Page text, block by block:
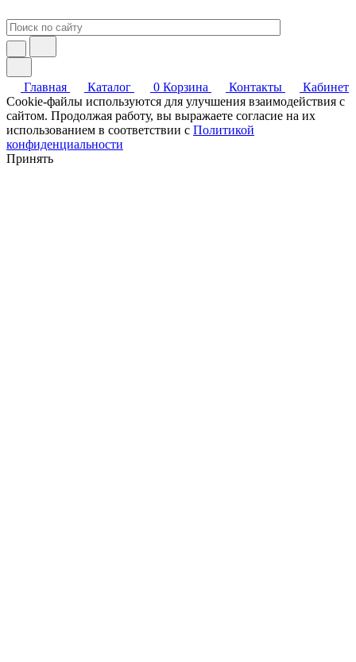
Главная Каталог 0 Корзина Контакты
Кабинет
Cookie-файлы используются для улучшения взаимодействия с
сайтом. Продолжая работу, вы выражаете согласие на их
использованием в соответствии с Политикой
конфиденциальности
Принять